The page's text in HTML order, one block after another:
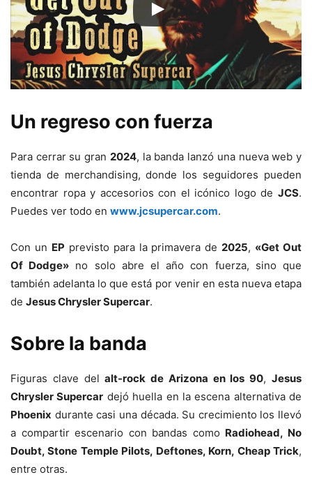
Un regreso con fuerza
Para cerrar su gran 2024, la banda lanzó una nueva web y
tienda de merchandising, donde los seguidores pueden
encontrar ropa y accesorios con el icónico logo de JCS.
Puedes ver todo en www.jcsupercar.com.
Con un EP previsto para la primavera de2025, «Get Out
Of Dodge» no solo abre el año con fuerza, sino que
también adelanta lo que está por venir en esta nueva etapa
de Jesus Chrysler Supercar.
Sobre la banda
Figuras clave delalt-rock de Arizona en los 90,Jesus
Chrysler Supercar dejó huella en la escena alternativa de
Phoenix durante casi una década. Su crecimiento los llevó
a compartir escenario con bandas como Radiohead, No
Doubt, Stone Temple Pilots, Deftones, Korn, Cheap Trick,
entre otras.